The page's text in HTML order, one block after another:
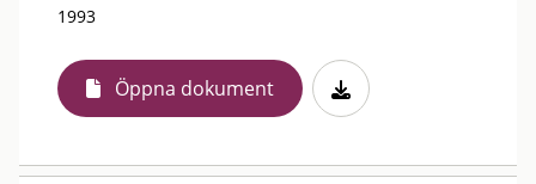
1993
Öppna dokument